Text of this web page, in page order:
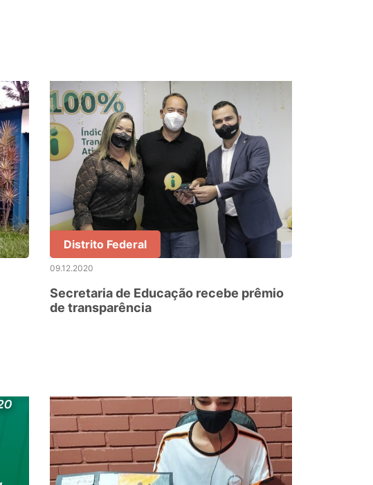
Distrito Federal
09.12.2020
Secretaria de Educação recebe prêmio
de transparência